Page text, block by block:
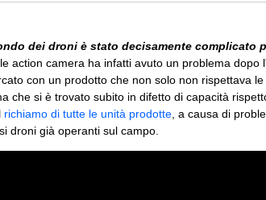
dei droni è stato decisamente complicato
action camera ha infatti avuto un problema dopo
con un prodotto che non solo non rispettava
che si è trovato subito in difetto di capacità
richiamo di tutte le unità prodotte , a causa di
droni già operanti sul campo.